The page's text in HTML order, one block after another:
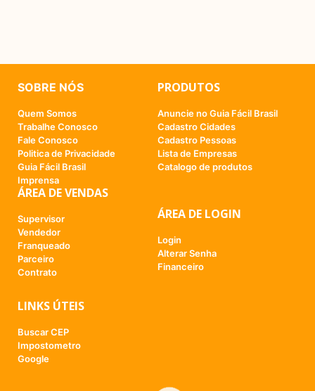
SOBRE NÓS
Quem Somos
Trabalhe Conosco
Fale Conosco
Politica de Privacidade
Guia Fácil Brasil
Imprensa
PRODUTOS
Anuncie no Guia Fácil Brasil
Cadastro Cidades
Cadastro Pessoas
Lista de Empresas
Catalogo de produtos
ÁREA DE VENDAS
Supervisor
Vendedor
Franqueado
Parceiro
Contrato
ÁREA DE LOGIN
Login
Alterar Senha
Financeiro
LINKS ÚTEIS
Buscar CEP
Impostometro
Google